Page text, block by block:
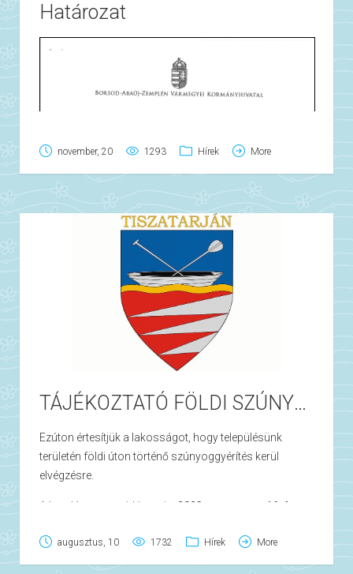
Határozat
november, 20 1293 Hírek More
TÁJÉKOZTATÓ FÖLDI SZÚNYOGGYÉRÍTÉSRŐL
Ezúton értesítjük a lakosságot, hogy településünk
területén földi úton történő szúnyoggyérítés kerül
elvégzésre.
A kezelés pontos időpontja:
2023. augusztus 16-án
augusztus 17-18. napjai, ugyanebben az időben.
augusztus, 10 1732 Hírek More